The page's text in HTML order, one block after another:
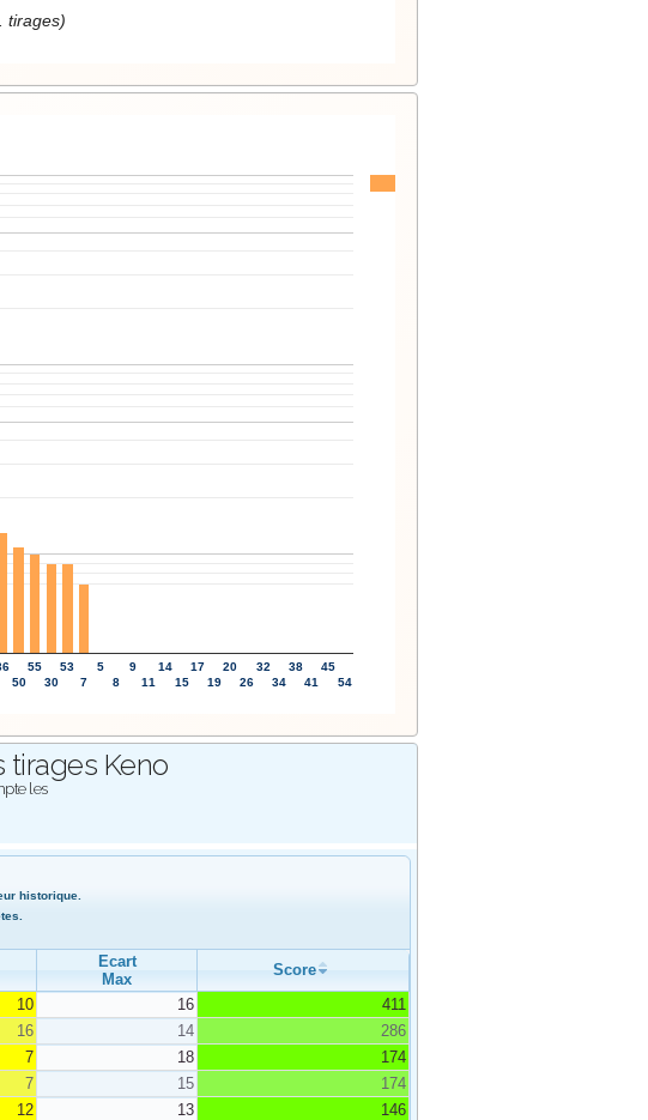
tirages)
50
55
30
53
7
5
8
9
11
14
15
17
19
20
26
32
34
38
41
45
54
Keno
les
historique.
Ecart
Max
Score
10 16
411
16 14
286
7 18
174
7 15
174
12 13
146